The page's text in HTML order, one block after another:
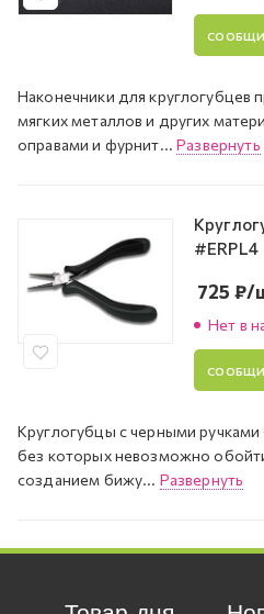
Наконечники для круглогубцев
мягких металлов и других
оправами и фурнит...Развернуть
#ERPL4
Нет в
725 ₽/
Круглогубцы с черными
без которых невозможно
созданием бижу... Развернуть